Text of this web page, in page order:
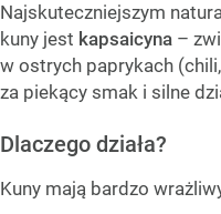
Najskuteczniejszym
kuny jest kapsaicyna –
w ostrych paprykach
za piekący smak i silne
Dlaczego działa?
Kuny mają bardzo